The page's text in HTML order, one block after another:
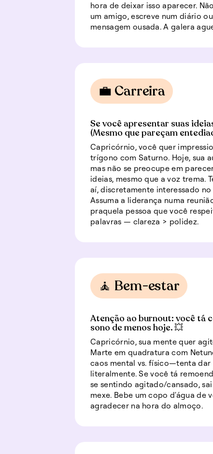
hora de deixar isso aparecer.
um amigo, escreve num diário
mensagem ousada. A galera
💼 Carreira
Se você apresentar suas
(Mesmo que pareçam
Capricórnio, você quer
trígono com Saturno. Hoje, sua
mas não se preocupe em
ideias, mesmo que a voz trema.
aí, discretamente interessado
Assuma a liderança numa
praquela pessoa que você
palavras — clareza > polidez.
🧘 Bem-estar
Atenção ao burnout: você tá
sono de menos hoje. 💥
Capricórnio, sua mente quer
Marte em quadratura com
caos mental vs. físico—tenta dar
literalmente. Se você tá
se sentindo agitado/cansado,
mexe. Bebe um copo d'água de
agradecer na hora do almoço.